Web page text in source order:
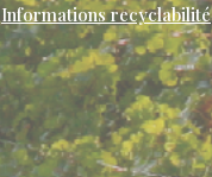
Informations recyclabilité